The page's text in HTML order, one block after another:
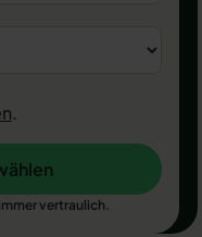
.
vertraulich.